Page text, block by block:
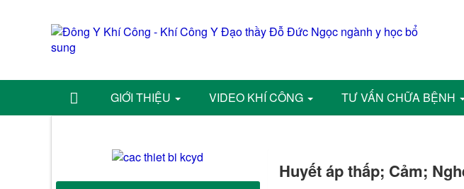
GIỚI THIỆU VIDEO KHÍ CÔNG TƯ VẤN CHỮA BỆNH
Huyết áp thấp; Cảm;